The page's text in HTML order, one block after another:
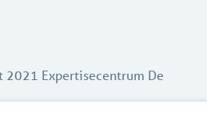
2021 Expertisecentrum De